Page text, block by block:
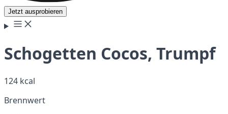
Jetzt ausprobieren
Schogetten Cocos, Trumpf
124 kcal
Brennwert